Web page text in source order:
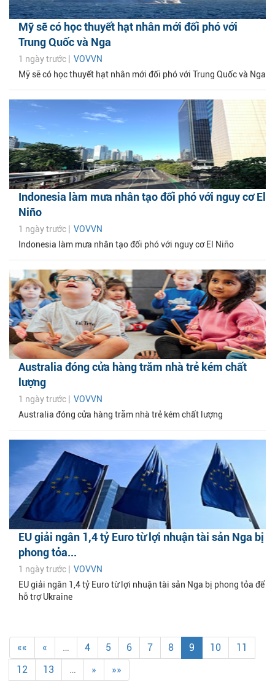
Mỹ sẽ có học thuyết hạt nhân mới đối phó với
Trung Quốc và Nga
1 ngày trước | VOVVN
Mỹ sẽ có học thuyết hạt nhân mới đối phó với Trung Quốc và Nga
Indonesia làm mưa nhân tạo đối phó với nguy cơ El
Niño
1 ngày trước | VOVVN
Indonesia làm mưa nhân tạo đối phó với nguy cơ El Niño
Australia đóng cửa hàng trăm nhà trẻ kém chất
lượng
1 ngày trước | VOVVN
Australia đóng cửa hàng trăm nhà trẻ kém chất lượng
EU giải ngân 1,4 tỷ Euro từ lợi nhuận tài sản Nga bị
phong tỏa...
1 ngày trước | VOVVN
EU giải ngân 1,4 tỷ Euro từ lợi nhuận tài sản Nga bị phong tỏa để
hỗ trợ Ukraine
«« « … 4 5 6 7 8 9 10
11
12
13 … » »»